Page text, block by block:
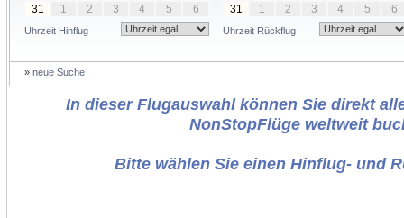
31
1 2 3 4 5 6
Uhrzeit Hinflug
31
1 2 3 4 5 6
Uhrzeit Rückflug
» neue Suche
In dieser Flugauswahl können Sie direkt
NonStopFlüge weltweit
Bitte wählen Sie einen Hinflug- und